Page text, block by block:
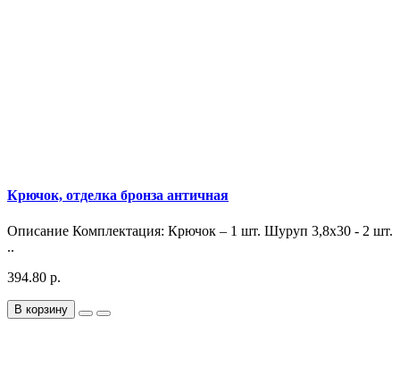
Крючок, отделка бронза античная
Описание Комплектация: Крючок – 1 шт. Шуруп 3,8х30 - 2 шт.
..
394.80 р.
В корзину